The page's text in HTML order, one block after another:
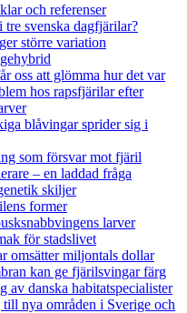
och referenser
svenska dagfjärilar?
större variation
oss att glömma hur det var
hos rapsfjärilar efter
blåvingar sprider sig i
som försvar mot fjäril
– en laddad fråga
skiljer
former
larver
för stadslivet
omsätter miljontals dollar
kan ge fjärilsvingar färg
av danska habitatspecialister
nya områden i Sverige och